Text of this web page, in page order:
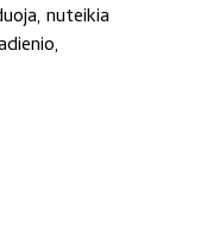
nuteikia